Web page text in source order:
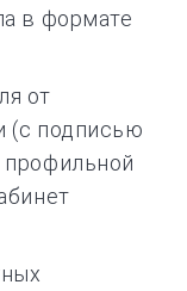
в формате
от
(с подписью
профильной